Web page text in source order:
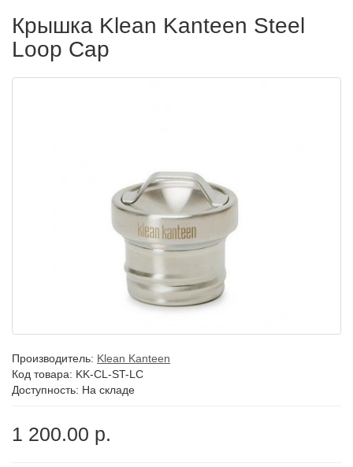
Крышка Klean Kanteen Steel
Loop Cap
Производитель: Klean Kanteen
Код товара: KK-CL-ST-LC
Доступность: На складе
1 200.00 р.